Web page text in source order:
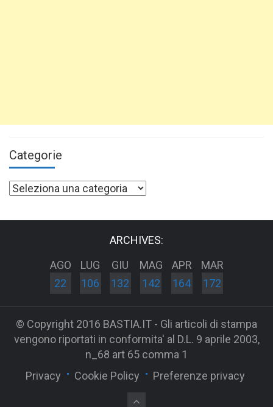
Categorie
Categorie
ARCHIVES:
AGO
22
LUG
106
GIU
132
MAG
142
APR
164
MAR
172
© Copyright 2016 BASTIA.IT - Gli articoli di stampa
vengono riportati in conformita' al D.L. 9 aprile 2003,
n_68 art 65 comma 1
Privacy
Cookie Policy Preferenze privacy